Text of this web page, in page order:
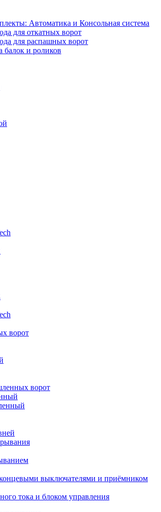
Автоматика и Консольная система
для откатных ворот
для распашных ворот
балок и роликов
ворот
ворот
выключателями и приёмником
тока и блоком управления